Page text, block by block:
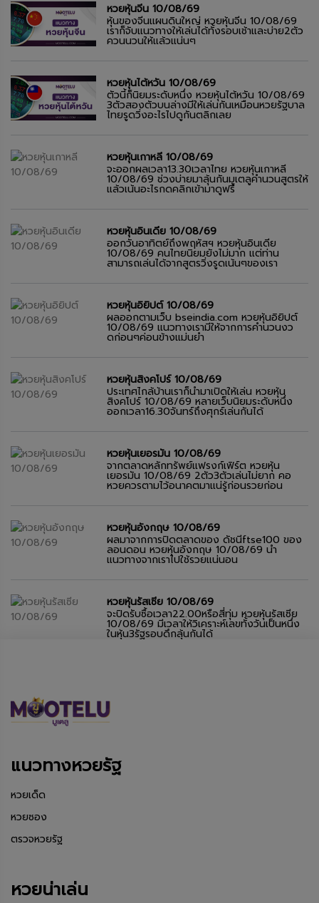
หวยหุ้นจีน 10/08/69
หุ้นของจีนแผนดินใหญ่ หวยหุ้นจีน 10/08/69
เราก็จับแนวทางให้เล่นได้ทั้งรอบเช้าและบ่าย2ตัว
ควนนวนให้แล้วแน่นๆ
หวยหุ้นไต้หวัน 10/08/69
ตัวนี้ก็นิยมระดับหนึ่ง หวยหุ้นไต้หวัน 10/08/69
3ตัวสองตัวบนล่างมีให้เล่นกันเหมือนหวยรัฐบาล
ไทยรูดวิ่งอะไรไปดูกันตลิกเลย
หวยหุ้นเกาหลี 10/08/69
จะออกผลเวลา13.30เวลาไทย หวยหุ้นเกาหลี
10/08/69 ช่วงบ่ายมาลุ้นกันมูเตลูคำนวนสูตรให้
แล้วเน้นอะไรกดคลิกเข้ามาดูฟรี
หวยหุ้นอินเดีย 10/08/69
ออกวันอาทิตย์ถึงพฤหัสฯ หวยหุ้นอินเดีย
10/08/69 คนไทยนิยมยังไม่มาก แต่ท่าน
สามารถเล่นได้จากสูตรวิ่งรูดเน้นๆของเรา
หวยหุ้นอิยิปต์ 10/08/69
ผลออกตามเว็บ bseindia.com หวยหุ้นอิยิปต์
10/08/69 แนวทางเรามีให้จากการคำนวนงว
ดก่อนๆค่อนข้างแม่นยำ
หวยหุ้นสิงคโปร์ 10/08/69
ประเทศไกล้บ้านเราก็นำมาเปิดให้เล่น หวยหุ้น
สิงคโปร์ 10/08/69 หลายเว็บนิยมระดับหนึ่ง
ออกเวลา16.30จันทร์ถึงศุกร์เล่นกันได้
หวยหุ้นเยอรมัน 10/08/69
จากตลาดหลักทรัพย์แฟรงก์เฟิร์ต หวยหุ้น
เยอรมัน 10/08/69 2ตัว3ตัวเล่นไม่ยาก คอ
หวยควรตามไว้อนาคตมาแน่รู้ก่อนรวยก่อน
หวยหุ้นอังกฤษ 10/08/69
ผลมาจากการปิดตลาดของ ดัชนีftse100 ของ
ลอนดอน หวยหุ้นอังกฤษ 10/08/69 นำ
แนวทางจากเราไปใช้รวยแน่นอน
หวยหุ้นรัสเซีย 10/08/69
จะปิดรับซื้อเวลา22.00หรือสี่ทุ่ม หวยหุ้นรัสเซีย
10/08/69 มีเวลาให้วิเคราะห์เลขทั้งวันเป็นหนึ่ง
ในหุ้น3รัฐรอบดึกลุ้นกันได้
แนวทางหวยรัฐ
หวยเด็ด
หวยซอง
ตรวจหวยรัฐ
หวยน่าเล่น